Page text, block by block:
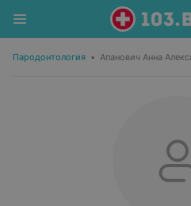
Пародонтология • Апанович Анна